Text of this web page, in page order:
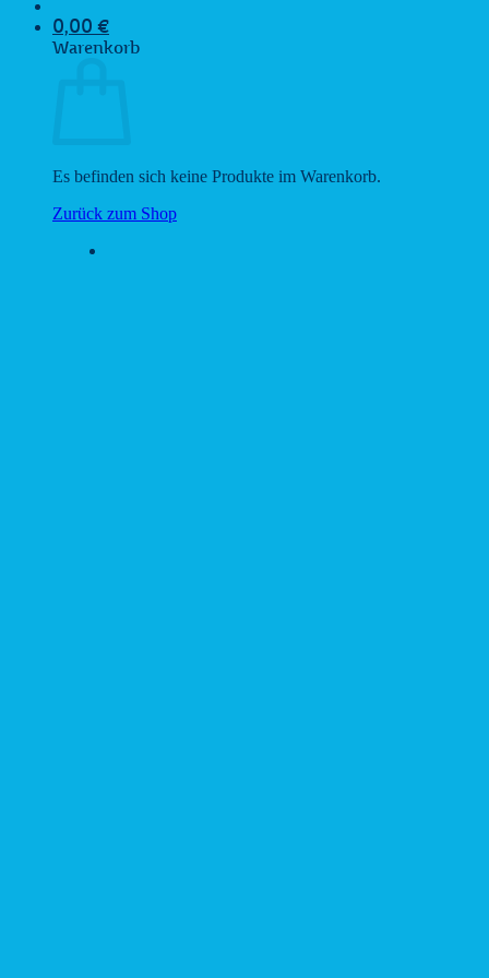
0,00 €
Warenkorb
Es befinden sich keine Produkte im Warenkorb.
Zurück zum Shop